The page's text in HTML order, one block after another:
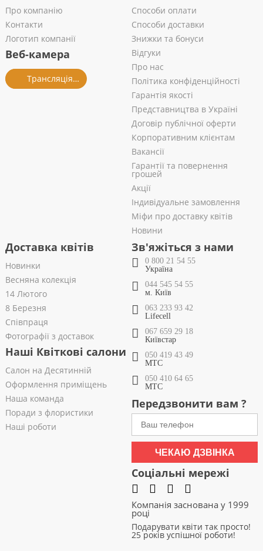
Про компанію
Контакти
Логотип компанії
Веб-камера
Трансляція із салону
Способи оплати
Способи доставки
Знижки та бонуси
Відгуки
Про нас
Політика конфіденційності
Гарантія якості
Представництва в Україні
Договір публічної оферти
Корпоративним клієнтам
Вакансії
Гарантії та повернення
грошей
Акції
Індивідуальне замовлення
Міфи про доставку квітів
Новини
Доставка квітів
Новинки
Весняна колекція
14 Лютого
8 Березня
Співпраця
Фотографії з доставок
Наші Квіткові салони
Салон на Десятинній
Оформлення приміщень
Наша команда
Поради з флористики
Наші роботи
Зв'яжіться з нами
0 800 21 54 55
Україна
044 545 54 55
м. Київ
063 233 93 42
Lifecell
067 659 29 18
Київстар
050 419 43 49
МТС
050 410 64 65
МТС
Передзвонити вам ?
ЧЕКАЮ ДЗВІНКА
Соціальні мережі
Компанія заснована у 1999
році
Подарувати квіти так просто!
25 років успішної роботи!